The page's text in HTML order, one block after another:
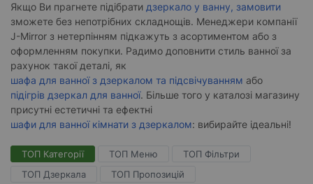
Якщо Ви прагнете підібрати дзеркало у ванну, замовити
зможете без непотрібних складнощів. Менеджери компанії
J-Mirror з нетерпінням підкажуть з асортиментом або з
оформленням покупки. Радимо доповнити стиль ванної за
рахунок такої деталі, як
шафа для ванної з дзеркалом та підсвічуванням або
підігрів дзеркал для ванної. Більше того у каталозі магазину
присутні естетичні та ефектні
шафи для ванної кімнати з дзеркалом: вибирайте ідеальні!
ТОП Категорії ТОП Меню
ТОП Фільтри
ТОП Дзеркала
ТОП Пропозицій